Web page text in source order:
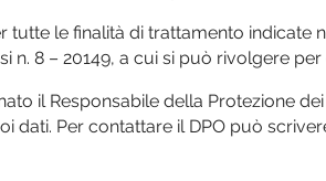
tutte le finalità di trattamento indicate
n. 8 – 20149, a cui si può rivolgere
il Responsabile della Protezione
dati. Per contattare il DPO può